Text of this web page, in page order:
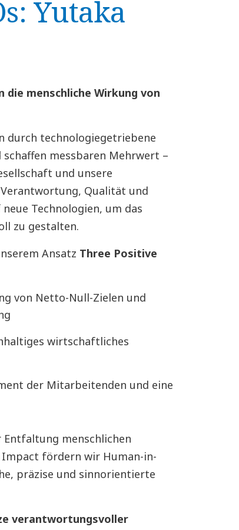
Yutaka
die menschliche Wirkung von
durch technologiegetriebene
messbaren Mehrwert –
und unsere
Qualität und
Technologien, um das
zu gestalten.
Ansatz Three Positive
von Netto-Null-Zielen und
wirtschaftliches
der Mitarbeitenden und eine
menschlichen
fördern wir Human-in-
präzise und sinnorientierte
verantwortungsvoller